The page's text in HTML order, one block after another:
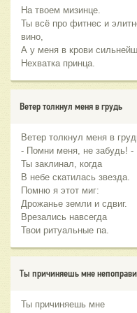
На твоем мизинце.
Ты всё про фитнес и
вино,
А у меня в крови
Нехватка принца.
Ветер толкнул меня в грудь
Ветер толкнул меня в
- Помни меня, не забудь! -
Ты заклинал, когда
В небе скатилась звезда.
Помню я этот миг:
Дрожанье земли и сдвиг.
Врезались навсегда
Твои ритуальные па.
Ты причиняешь мне
Ты причиняешь мне